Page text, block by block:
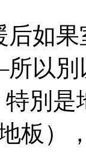
如果
別
特別
板）